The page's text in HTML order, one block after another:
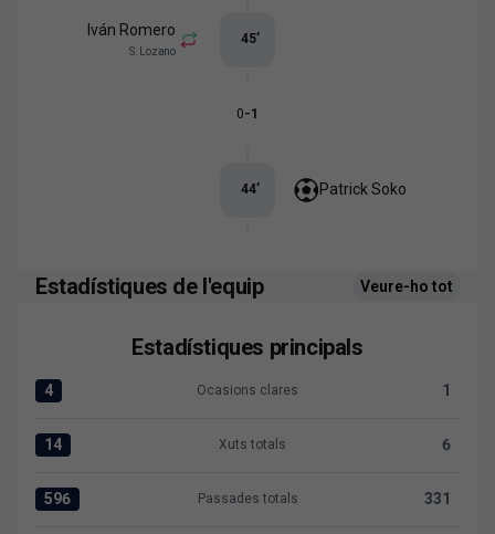
Iván Romero
S. Lozano
45’
0-1
Patrick Soko
44’
Estadístiques de l'equip Veure-ho tot
Estadístiques principals
Ocasions clares:Levante UD 4 versus SD Huesca 1
4 Ocasions clares 1
Xuts totals:Levante UD 14 versus SD Huesca 6
14 Xuts totals 6
Passades totals:Levante UD 596 versus SD Huesca 331
596 Passades totals 331